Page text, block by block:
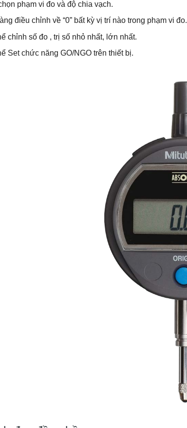
phạm vi đo và độ chia vạch.
điều chỉnh về “0” bất kỳ vị trí nào trong phạm vi đo.
chỉnh số đo , trị số nhỏ nhất, lớn nhất.
Set chức năng GO/NGO trên thiết bị.